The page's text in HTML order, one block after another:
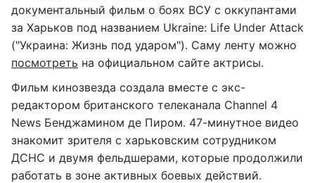
документальный фильм о боях ВСУ с оккупантами
за Харьков под названием Ukraine: Life Under Attack
("Украина: Жизнь под ударом"). Саму ленту можно
посмотреть на официальном сайте актрисы.
Фильм кинозвезда создала вместе с экс-
редактором британского телеканала Channel 4
News Бенджамином де Пиром. 47-минутное видео
знакомит зрителя с харьковским сотрудником
ДСНС и двумя фельдшерами, которые продолжили
работать в зоне активных боевых действий.